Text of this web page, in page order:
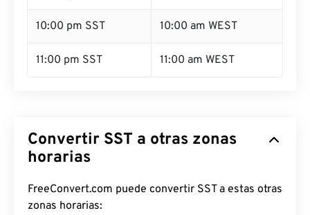
10:00 pm SST 10:00 am WEST
11:00 pm SST 11:00 am WEST
Convertir SST a otras zonas
horarias
FreeConvert.com puede convertir SST a estas otras
zonas horarias: